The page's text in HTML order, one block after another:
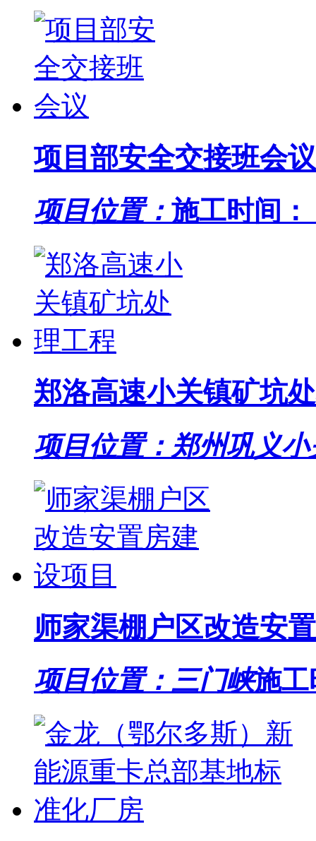
项目部安全交接班会议
项目位置： 施工时间：
郑洛高速小关镇矿坑
项目位置：郑州巩义小
师家渠棚户区改造安
项目位置：三门峡施工